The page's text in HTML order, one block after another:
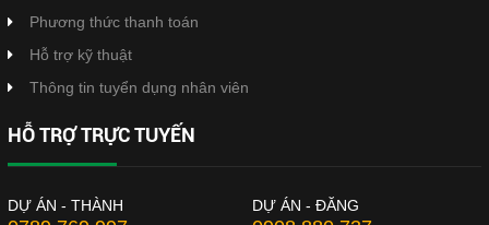
Phương thức thanh toán
Hỗ trợ kỹ thuật
Thông tin tuyển dụng nhân viên
HỖ TRỢ TRỰC TUYẾN
DỰ ÁN - THÀNH DỰ ÁN - ĐĂNG